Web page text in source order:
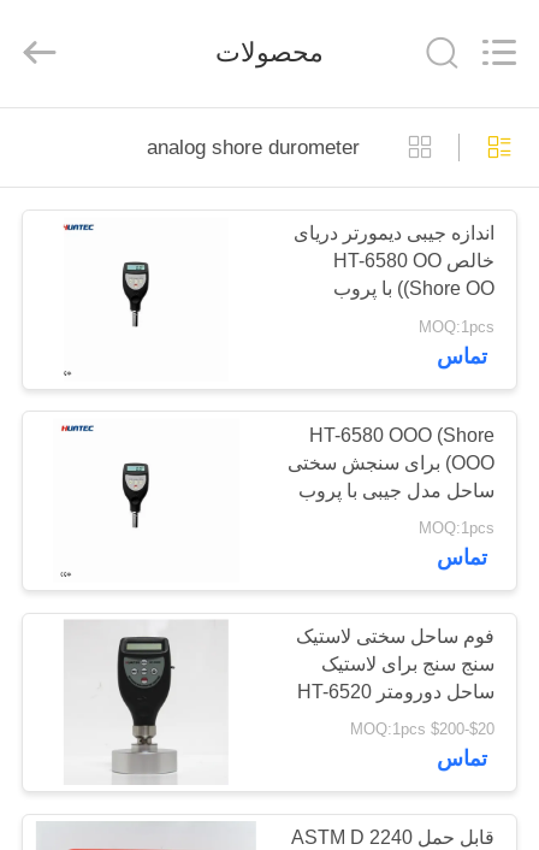
خانه
محصولات
درباره
تور
کارخانه
کنترل
کیفیت
تماس
بگیرید
درخواست
CORPORATION.
محصولات
analog shore durometer
اندازه جیبی دیمورتر دریای
خالص HT-6580 OO
(Shore OO) با پروب
یکپارچه برای تست سختی
ساحلی
MOQ:1pcs
تماس
HT-6580 OOO (Shore
OOO) برای سنجش سختی
ساحل مدل جیبی با پروب
یکپارچه
MOQ:1pcs
تماس
فوم ساحل سختی لاستیک
سنج سنج برای لاستیک
ساحل دورومتر HT-6520
$20-$200 MOQ:1pcs
تماس
قابل حمل ASTM D 2240